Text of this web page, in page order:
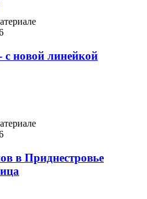
новой линейкой
в Приднестровье